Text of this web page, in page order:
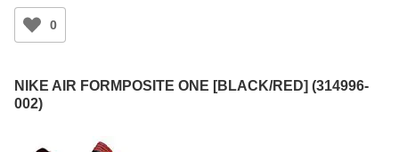
0
NIKE AIR FORMPOSITE ONE [BLACK/RED] (314996-
002)